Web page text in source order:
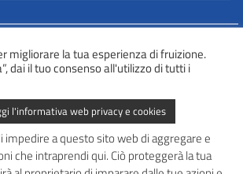
PRIVACY E COOKIES
trasparenti per l’esercizio dei diritti
migliorare la tua esperienza di fruizione.
dai il tuo consenso all'utilizzo di tutti i
l'informativa web privacy e cookies
impedire a questo sito web di aggregare e
che intraprendi qui. Ciò proteggerà la tua